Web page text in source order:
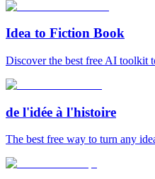
Idea to Fiction Book
Discover the best free AI toolkit
de l'idée à l'histoire
The best free way to turn any